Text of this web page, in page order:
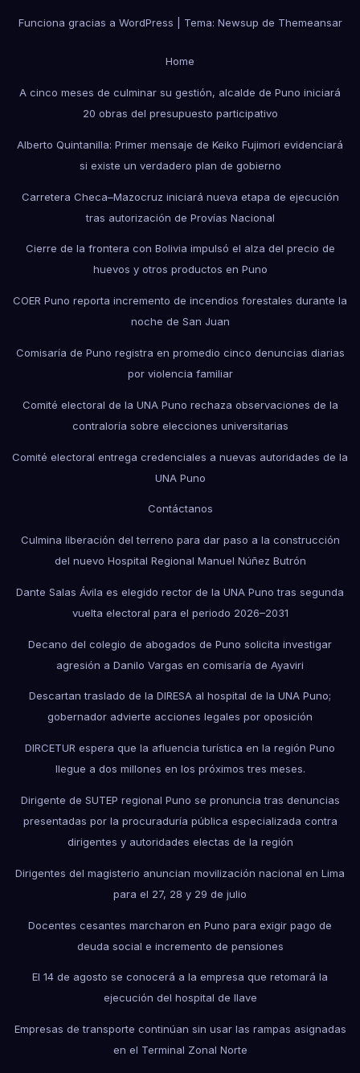
Funciona gracias a WordPress Tema: Newsup de Themeansar
Home
A cinco meses de culminar su gestión, alcalde de Puno iniciará
20 obras del presupuesto participativo
Alberto Quintanilla: Primer mensaje de Keiko Fujimori evidenciará
si existe un verdadero plan de gobierno
Carretera Checa–Mazocruz iniciará nueva etapa de ejecución
tras autorización de Provías Nacional
Cierre de la frontera con Bolivia impulsó el alza del precio de
huevos y otros productos en Puno
COER Puno reporta incremento de incendios forestales durante la
noche de San Juan
Comisaría de Puno registra en promedio cinco denuncias diarias
por violencia familiar
Comité electoral de la UNA Puno rechaza observaciones de la
contraloría sobre elecciones universitarias
Comité electoral entrega credenciales a nuevas autoridades de la
UNA Puno
Contáctanos
Culmina liberación del terreno para dar paso a la construcción
del nuevo Hospital Regional Manuel Núñez Butrón
Dante Salas Ávila es elegido rector de la UNA Puno tras segunda
vuelta electoral para el periodo 2026–2031
Decano del colegio de abogados de Puno solicita investigar
agresión a Danilo Vargas en comisaría de Ayaviri
Descartan traslado de la DIRESA al hospital de la UNA Puno;
gobernador advierte acciones legales por oposición
DIRCETUR espera que la afluencia turística en la región Puno
llegue a dos millones en los próximos tres meses.
Dirigente de SUTEP regional Puno se pronuncia tras denuncias
presentadas por la procuraduría pública especializada contra
dirigentes y autoridades electas de la región
Dirigentes del magisterio anuncian movilización nacional en Lima
para el 27, 28 y 29 de julio
Docentes cesantes marcharon en Puno para exigir pago de
deuda social e incremento de pensiones
El 14 de agosto se conocerá a la empresa que retomará la
ejecución del hospital de Ilave
Empresas de transporte continúan sin usar las rampas asignadas
en el Terminal Zonal Norte